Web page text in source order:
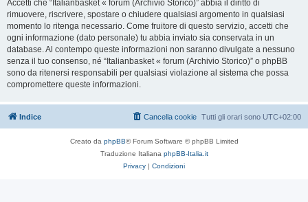
Accetti che “Italianbasket « forum (Archivio Storico)” abbia il diritto di
rimuovere, riscrivere, spostare o chiudere qualsiasi argomento in qualsiasi
momento lo ritenga necessario. Come fruitore di questo servizio, accetti che
ogni informazione (dato personale) tu abbia inviato sia conservata in un
database. Al contempo queste informazioni non saranno divulgate a nessuno
senza il tuo consenso, né “Italianbasket « forum (Archivio Storico)” o phpBB
sono da ritenersi responsabili per qualsiasi violazione al sistema che possa
compromettere queste informazioni.
Indice Tutti gli orari sono UTC+02:00
Cancella cookie
Creato da phpBB® Forum Software © phpBB Limited
Traduzione Italiana phpBB-Italia.it
Privacy | Condizioni